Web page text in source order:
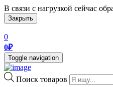
В связи с нагрузкой сейчас
Закрыть
0
0₽
Toggle navigation
Поиск товаров